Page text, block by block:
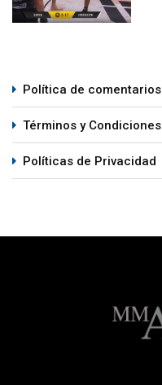
Política de comentarios
Términos y Condiciones
Políticas de Privacidad